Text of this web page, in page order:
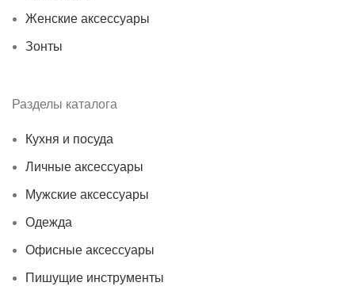
Женские аксессуары
Зонты
Разделы каталога
Кухня и посуда
Личные аксессуары
Мужские аксессуары
Одежда
Офисные аксессуары
Пишущие инструменты